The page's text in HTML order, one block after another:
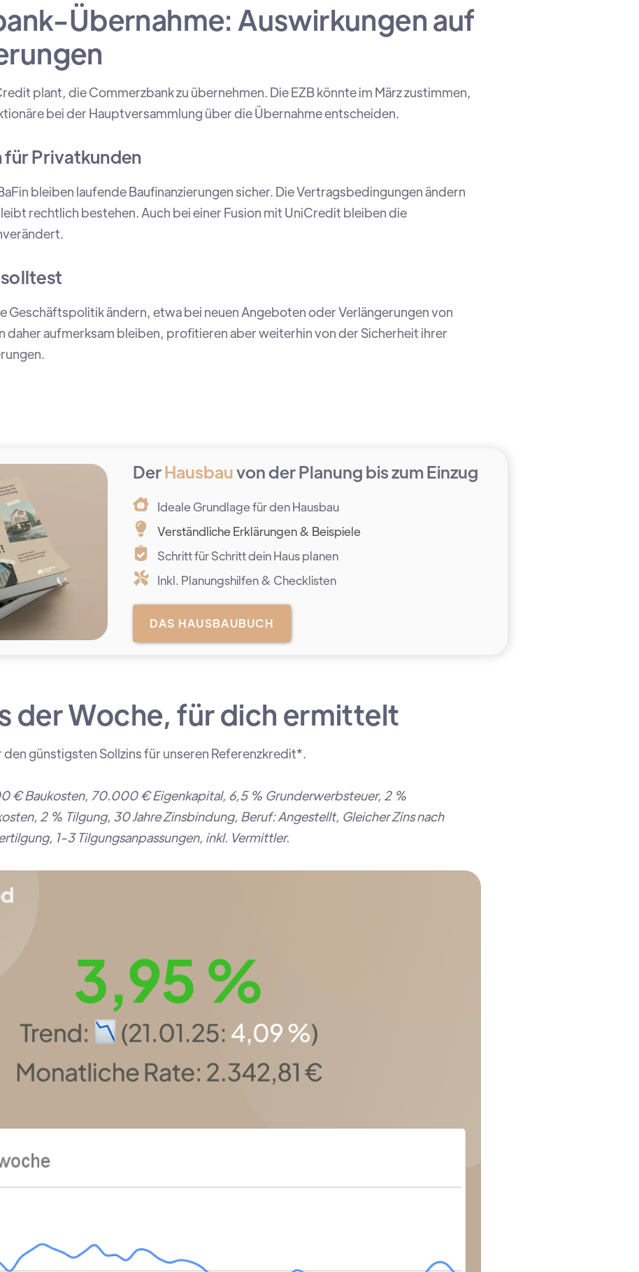
Übernahme: Auswirkungen auf
plant, die Commerzbank zu übernehmen. Die EZB könnte im März zustimmen,
bei der Hauptversammlung über die Übernahme entscheiden.
Privatkunden
bleiben laufende Baufinanzierungen sicher. Die Vertragsbedingungen ändern
rechtlich bestehen. Auch bei einer Fusion mit UniCredit bleiben die
Geschäftspolitik ändern, etwa bei neuen Angeboten oder Verlängerungen von
daher aufmerksam bleiben, profitieren aber weiterhin von der Sicherheit ihrer
DerHausbauvon der Planung bis zum Einzug
Ideale Grundlage für den Hausbau
Verständliche Erklärungen & Beispiele
Schritt für Schritt dein Haus planen
Inkl. Planungshilfen & Checklisten
DAS HAUSBAUBUCH
der Woche, für dich ermittelt
günstigsten Sollzins für unseren Referenzkredit*.
€ Baukosten, 70.000 € Eigenkapital, 6,5 % Grunderwerbsteuer, 2 %
2 % Tilgung, 30 Jahre Zinsbindung, Beruf: Angestellt, Gleicher Zins nach
1-3 Tilgungsanpassungen, inkl. Vermittler.